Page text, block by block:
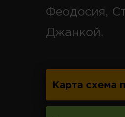
Феодосия,
Джанкой.
Карта схема